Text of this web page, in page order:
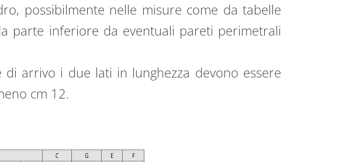
possibilmente nelle misure come da tabelle
parte inferiore da eventuali pareti perimetrali
arrivo i due lati in lunghezza devono essere
cm 12.